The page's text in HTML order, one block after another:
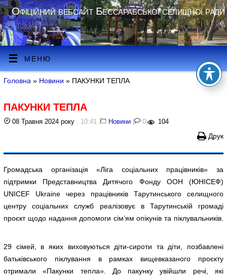
Офіційний вебсайт Бессарабської селищної ради
МЕНЮ
Головна » Новини » ПАКУНКИ ТЕПЛА
ПАКУНКИ ТЕПЛА
08 Травня 2024 року , 10:41 | Новини | 0 | 104
Друк
Громадська організація «Ліга соціальних працівників» за
підтримки Представництва Дитячого Фонду ООН (ЮНІСЕФ)
UNICEF Ukraine через працівників Тарутинського селищного
центру соціальних служб реалізовує в Тарутинській громаді
проєкт щодо надання допомоги сім’ям опікунів та піклувальників.
29 сімей, в яких виховуються діти-сироти та діти, позбавлені
батьківського піклування в рамках вищевказаного проєкту
отримали «Пакунки тепла». До пакунку увійшли речі, які